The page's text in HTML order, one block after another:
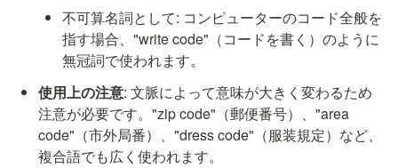
不可算名詞として: コンピューターのコード全般を
指す場合、"write code"（コードを書く）のように
無冠詞で使われます。
使用上の注意: 文脈によって意味が大きく変わるため
注意が必要です。"zip code"（郵便番号）、"area
code"（市外局番）、"dress code"（服装規定）など、
複合語でも広く使われます。